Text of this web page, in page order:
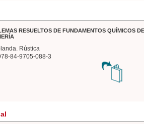
RESUELTOS DE FUNDAMENTOS QUÍMICOS
Rústica
84-9705-088-3